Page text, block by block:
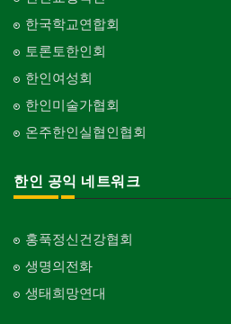
한국학교연합회
토론토한인회
한인여성회
한인미술가협회
온주한인실협인협회
한인 공익 네트워크
홍푹정신건강협회
생명의전화
생태희망연대